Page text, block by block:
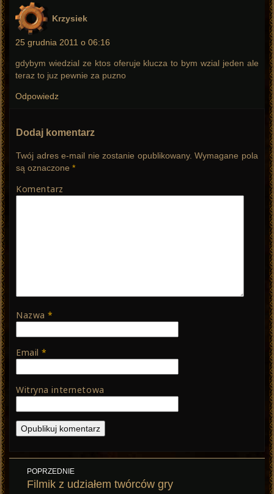
Krzysiek
25 grudnia 2011 o 06:16
gdybym wiedzial ze ktos oferuje klucza to bym wzial jeden ale
teraz to juz pewnie za puzno
Odpowiedz
Dodaj komentarz
Twój adres e-mail nie zostanie opublikowany. Wymagane pola
są oznaczone *
Komentarz
Nazwa*
Email*
Witryna internetowa
Nawigacja
wpisu
POPRZEDNIE
Poprzedni
Filmik z udziałem twórców gry